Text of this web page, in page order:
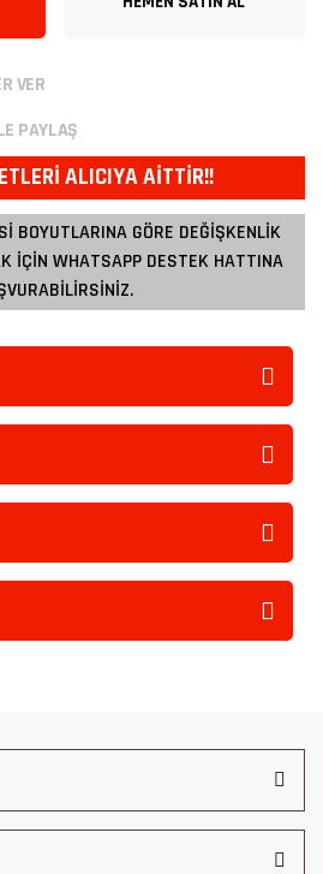
VER
PAYLAŞ
ALICIYA AİTTİR!!
BOYUTLARINA GÖRE DEĞİŞKENLİK
İÇİN WHATSAPP DESTEK HATTINA